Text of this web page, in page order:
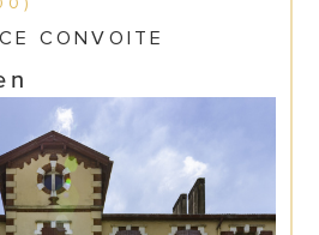
CONVOITE